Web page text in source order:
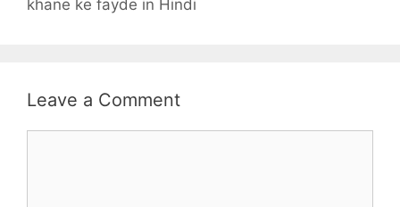
khane ke fayde in Hindi
Leave a Comment